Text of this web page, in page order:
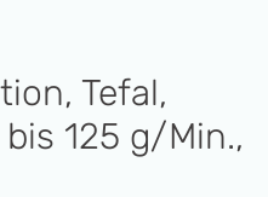
Tefal,
125 g/Min.,